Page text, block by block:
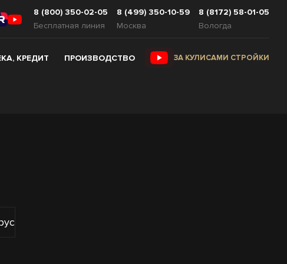
8 (800) 350-02-05
Бесплатная линия
8 (499) 350-10-59
Москва
8 (8172) 58-01-05
Вологда
КРЕДИТ ПРОИЗВОДСТВО ЗА КУЛИСАМИ СТРОЙКИ